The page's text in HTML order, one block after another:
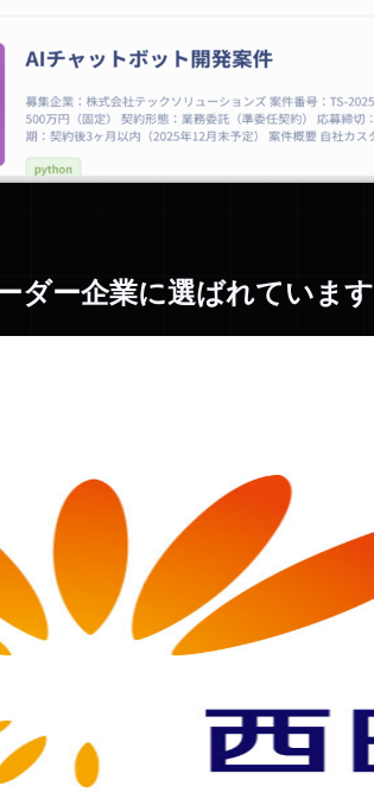
ダー企業に選ばれています